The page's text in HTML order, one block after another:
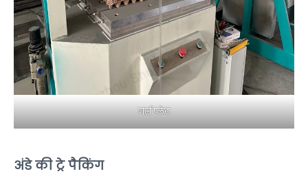
गर्म प्लेट
अंडे की ट्रे पैकिंग